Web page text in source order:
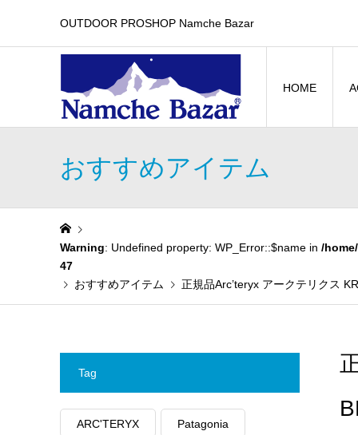
OUTDOOR PROSHOP Namche Bazar
HOME
おすすめアイテム
Warning: Undefined property: WP_Error::$name in /
47
おすすめアイテム
正規品Arc’teryx アークテリクス
Tag
ARC'TERYX Patagonia